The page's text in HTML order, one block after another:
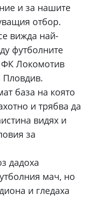
и за нашите
отбор.
вижда най-
футболните
ФК Локомотив
база на която
и трябва да
видях и
за
дадоха
мач, но
и гледаха